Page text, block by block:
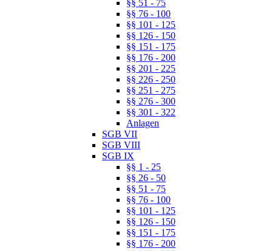
§§ 51 - 75
§§ 76 - 100
§§ 101 - 125
§§ 126 - 150
§§ 151 - 175
§§ 176 - 200
§§ 201 - 225
§§ 226 - 250
§§ 251 - 275
§§ 276 - 300
§§ 301 - 322
Anlagen
SGB VII
SGB VIII
SGB IX
§§ 1 - 25
§§ 26 - 50
§§ 51 - 75
§§ 76 - 100
§§ 101 - 125
§§ 126 - 150
§§ 151 - 175
§§ 176 - 200